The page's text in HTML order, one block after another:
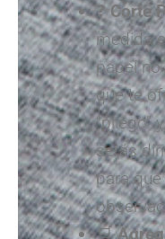
❓Corte
medida
papel
que te
“pliego”
serás
para
🛒